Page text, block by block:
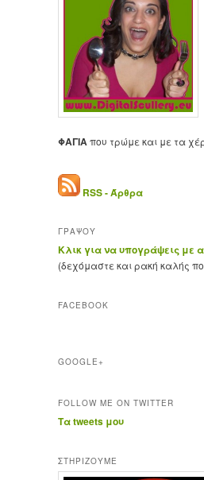
ΦΑΓΙΑπου τρώμε και με τα
RSS - Άρθρα
ΓΡΑΨΟΥ
Κλικ για να υπογράψεις με
(δεχόμαστε και ρακή καλής
FACEBOOK
GOOGLE+
FOLLOW ME ON TWITTER
Τα tweets μου
ΣΤΗΡΊΖΟΥΜΕ